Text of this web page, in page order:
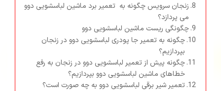
زنجان سرویس چگونه به تعمیر برد ماشین لباسشویی دوو
می پردازد؟
چگونگی ریست ماشین لباسشویی دوو
چگونه به تعمیر جا پودری لباسشویی دوو در زنجان
بپردازیم؟
چگونه پیش از تعمیر لباسشویی دوو در زنجان به رفع
خطاهای ماشین لباسشویی دوو بپردازیم؟
تعمیر شیر برقی لباسشویی دوو به چه صورت است؟